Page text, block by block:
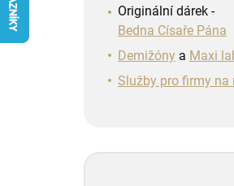
Originální dárek -
Bedna Císaře Pána
Demižóny a Maxi
Služby pro firmy na